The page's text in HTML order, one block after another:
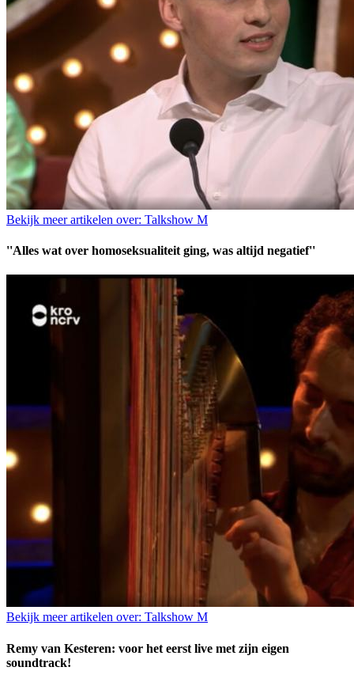
Bekijk meer artikelen over: Talkshow M
''Alles wat over homoseksualiteit ging, was altijd negatief''
Bekijk meer artikelen over: Talkshow M
Remy van Kesteren: voor het eerst live met zijn eigen
soundtrack!